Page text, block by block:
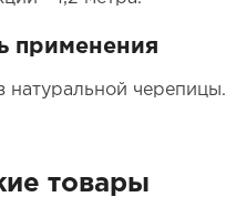
применения
натуральной черепицы.
товары